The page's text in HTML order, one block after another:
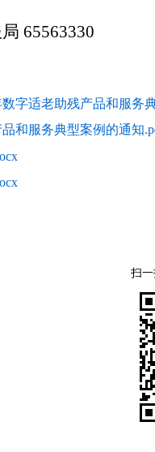
65563330
字适老助残产品和服务
和服务典型案例的通知
扫